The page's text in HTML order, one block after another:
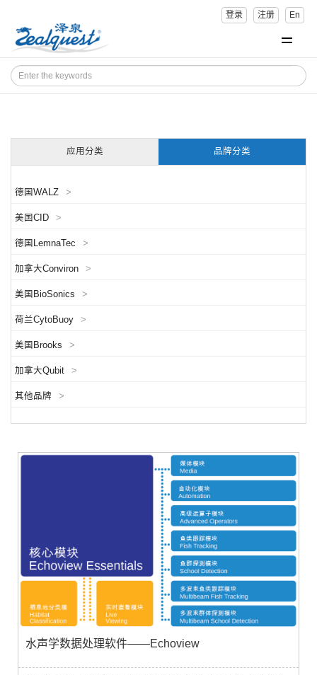
登录 注册 En
应用分类 品牌分类
德国WALZ >
美国CID >
德国LemnaTec >
加拿大Conviron >
美国BioSonics >
荷兰CytoBuoy >
美国Brooks >
加拿大Qubit >
其他品牌 >
水声学数据处理软件——Echoview